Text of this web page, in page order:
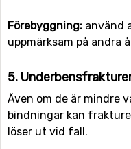
Förebyggning: använd
uppmärksam på andra
5.
Även om de är mindre
bindningar kan
löser ut vid fall.